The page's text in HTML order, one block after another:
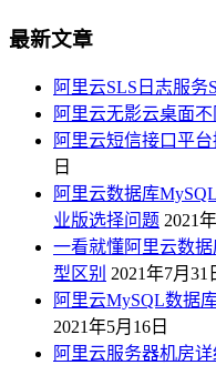
最新文章
阿里云SLS日志服
阿里云无影云桌面
阿里云短信接口平
日
阿里云数据库
业版选择问题 2021
一看就懂阿里云数
型区别 2021年7月31
阿里云MySQL数据
2021年5月16日
阿里云服务器机房